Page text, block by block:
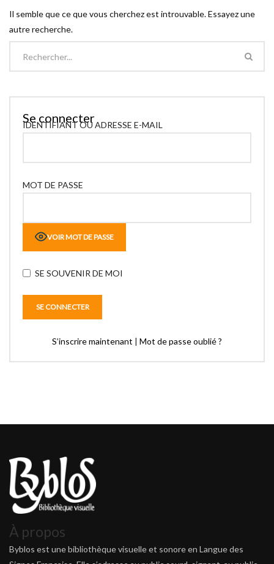
Il semble que ce que vous cherchez est introuvable. Essayez une
autre recherche.
Se connecter
IDENTIFIANT OU ADRESSE E-MAIL
MOT DE PASSE
VOIR MOT DE PASSE
SE SOUVENIR DE MOI
S’inscrire maintenant | Mot de passe oublié ?
À propos
Byblos est une bibliothèque visuelle et sonore en Langue des